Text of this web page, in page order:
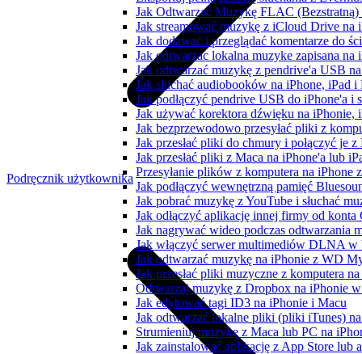
Jak Odtwarzać Muzykę FLAC
Jak streamować muzykę z iCloud Drive na
Jak dodawać i przeglądać komentarze do
Jak odtwarzac lokalna muzyke zapisana na
Jak odtwarzać muzykę z pendrive'a USB
Jak słuchać audiobooków na iPhone, iPad
Jak podłączyć pendrive USB do iPhone'a i
Jak używać korektora dźwięku na
Jak bezprzewodowo przesyłać pliki z
Jak przesłać pliki do chmury i połączyć je
Jak przesłać pliki z Maca na iPhone'a lub
Przesyłanie plików z komputera na iPhone
Jak podłączyć wewnętrzną pamięć
Jak pobrać muzykę z YouTube i słuchać
Jak odłączyć aplikację innej firmy od konta
Jak nagrywać wideo podczas odtwarzania
Jak włączyć serwer multimediów DLNA
Jak odtwarzać muzykę na iPhonie z WD
Jak przesłać pliki muzyczne z komputera
Odtwarzaj muzykę z Dropbox na iPhonie
Jak edytować tagi ID3 na iPhonie i Macu
Jak odtwarzać lokalne pliki (pliki iTunes)
Strumieniuj muzykę z Maca lub PC na
Jak zainstalować aplikację z App Store
Podręcznik użytkownika